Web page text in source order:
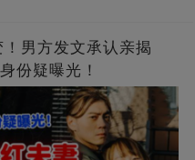
男方发文承认亲揭
份疑曝光！